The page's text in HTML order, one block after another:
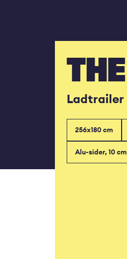
Ladtrailer
256x180 cm
Alu-sider, 10